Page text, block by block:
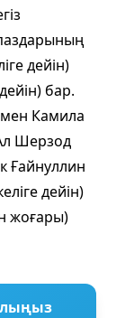
дейін)
бар.
мен Камила
Шерзод
Ғайнуллин
дейін)
жоғары)